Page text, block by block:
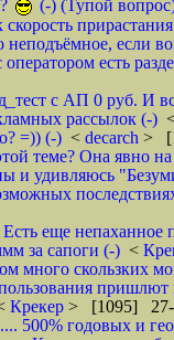
(-) (Тупой
неподъёмное, если
есть
с АП 0 руб. И
рассылок (-)
=)) (-) < decarch >
теме? Она явно
и удивляюсь
еще непаханное
за сапоги (-) <
много скользких
Крекер > [1095] 27-
500% годовых и